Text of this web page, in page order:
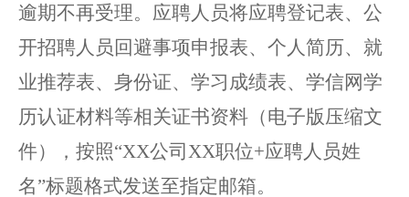
逾期不再受理。应聘人员将应聘登记表、公
开招聘人员回避事项申报表、 个人简历、就
业推荐表、身份证、学习成绩表、 学信网学
历认证材料等相关证书资料 （电子版压缩文
件） ， 按照“XX公司 XX职位+应聘人员姓
名”标题格式发送至指定邮箱。